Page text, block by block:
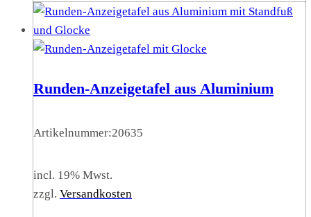
Runden-Anzeigetafel aus Aluminium
Artikelnummer:20635
incl. 19% Mwst.
zzgl. Versandkosten